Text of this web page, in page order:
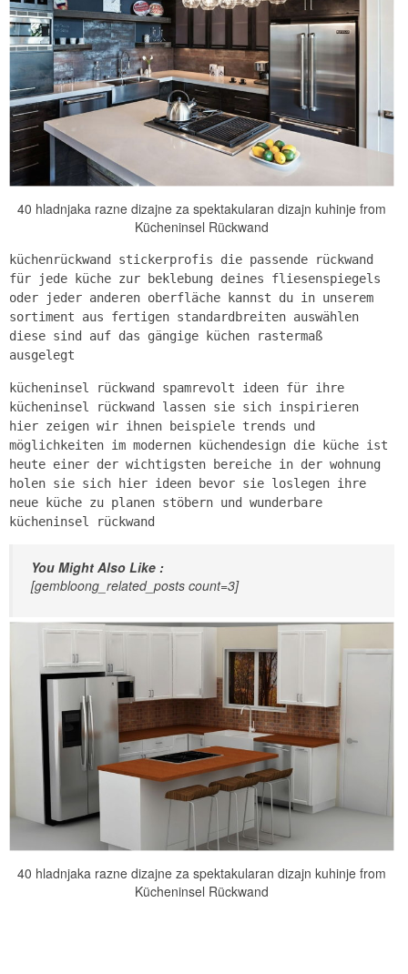
40 hladnjaka razne dizajne za spektakularan dizajn kuhinje from
Kücheninsel Rückwand
küchenrückwand stickerprofis die passende rückwand
für jede küche zur beklebung deines fliesenspiegels
oder jeder anderen oberfläche kannst du in unserem
sortiment aus fertigen standardbreiten auswählen
diese sind auf das gängige küchen rastermaß
ausgelegt
kücheninsel rückwand spamrevolt ideen für ihre
kücheninsel rückwand lassen sie sich inspirieren
hier zeigen wir ihnen beispiele trends und
möglichkeiten im modernen küchendesign die küche ist
heute einer der wichtigsten bereiche in der wohnung
holen sie sich hier ideen bevor sie loslegen ihre
neue küche zu planen stöbern und wunderbare
kücheninsel rückwand
You Might Also Like :
[gembloong_related_posts count=3]
40 hladnjaka razne dizajne za spektakularan dizajn kuhinje from
Kücheninsel Rückwand